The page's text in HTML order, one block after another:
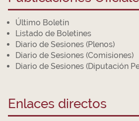
Último Boletín
Listado de Boletines
Diario de Sesiones (Plenos)
Diario de Sesiones (Comisiones)
Diario de Sesiones (Diputación
Enlaces directos